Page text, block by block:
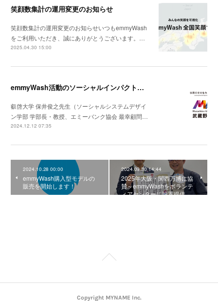
笑顔数集計の運用変更のお知らせ
笑顔数集計の運用変更のお知らせいつもemmyWash
をご利用いただき、誠にありがとうございます。…
2025.04.30 15:00
emmyWash活動のソーシャルインパクトに関する活動が学術論文化されました
叡啓大学 保井俊之先生（ソーシャルシステムデザイ
ン学部 学部長・教授、エミーバンク協会 最幸顧問…
2024.12.12 07:35
2024.10.28 00:00
emmyWash購入型モデルの
販売を開始します！
2024.09.30 14:44
2025年大阪・関西万博に協
賛～emmyWashをボランテ
ィアセンターに設置提供…
Copyright MYNAME Inc.